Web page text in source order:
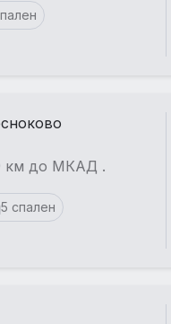
км до МКАД .
5 спален